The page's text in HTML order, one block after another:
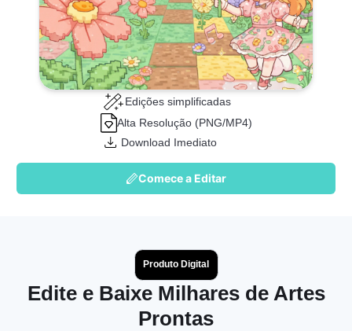
Edições simplificadas
Alta Resolução (PNG/MP4)
Download Imediato
Comece a Editar
Produto Digital
Edite e Baixe Milhares de Artes
Prontas